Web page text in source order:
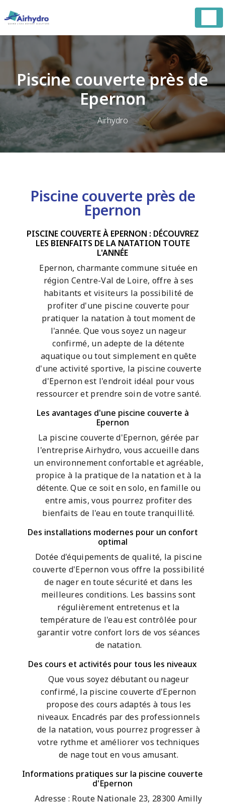
Piscine couverte près de
Epernon
Airhydro
Piscine couverte près de
Epernon
PISCINE COUVERTE À EPERNON : DÉCOUVREZ
LES BIENFAITS DE LA NATATION TOUTE
L'ANNÉE
Epernon, charmante commune située en
région Centre-Val de Loire, offre à ses
habitants et visiteurs la possibilité de
profiter d'une piscine couverte pour
pratiquer la natation à tout moment de
l'année. Que vous soyez un nageur
confirmé, un adepte de la détente
aquatique ou tout simplement en quête
d'une activité sportive, la piscine couverte
d'Epernon est l'endroit idéal pour vous
ressourcer et prendre soin de votre santé.
Les avantages d'une piscine couverte à
Epernon
La piscine couverte d'Epernon, gérée par
l'entreprise Airhydro, vous accueille dans
un environnement confortable et agréable,
propice à la pratique de la natation et à la
détente. Que ce soit en solo, en famille ou
entre amis, vous pourrez profiter des
bienfaits de l'eau en toute tranquillité.
Des installations modernes pour un confort
optimal
Dotée d'équipements de qualité, la piscine
couverte d'Epernon vous offre la possibilité
de nager en toute sécurité et dans les
meilleures conditions. Les bassins sont
régulièrement entretenus et la
température de l'eau est contrôlée pour
garantir votre confort lors de vos séances
de natation.
Des cours et activités pour tous les niveaux
Que vous soyez débutant ou nageur
confirmé, la piscine couverte d'Epernon
propose des cours adaptés à tous les
niveaux. Encadrés par des professionnels
de la natation, vous pourrez progresser à
votre rythme et améliorer vos techniques
de nage tout en vous amusant.
Informations pratiques sur la piscine couverte
d'Epernon
Adresse : Route Nationale 23, 28300 Amilly